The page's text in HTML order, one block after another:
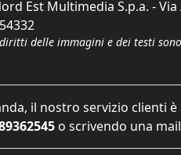
Est Multimedia S.p.a. - Via
delle immagini e dei testi
il nostro servizio clienti
o scrivendo una